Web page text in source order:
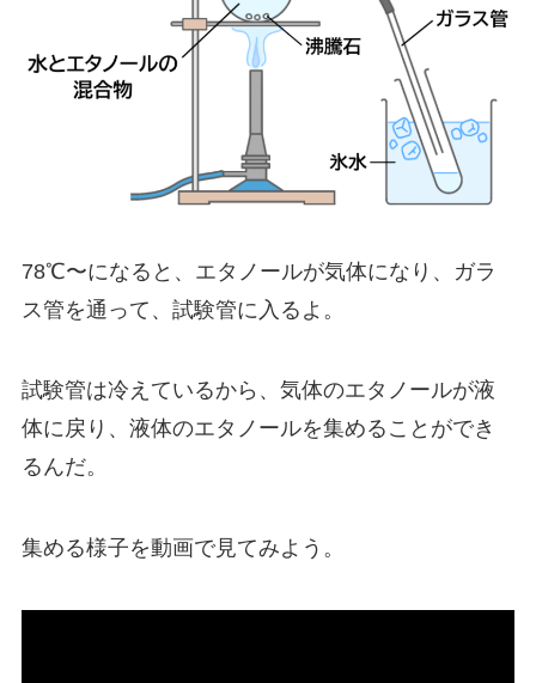
78℃〜になると、エタノールが気体になり、ガラ
ス管を通って、試験管に入るよ。
試験管は冷えているから、気体のエタノールが液
体に戻り、液体のエタノールを集めることができ
るんだ。
集める様子を動画で見てみよう。